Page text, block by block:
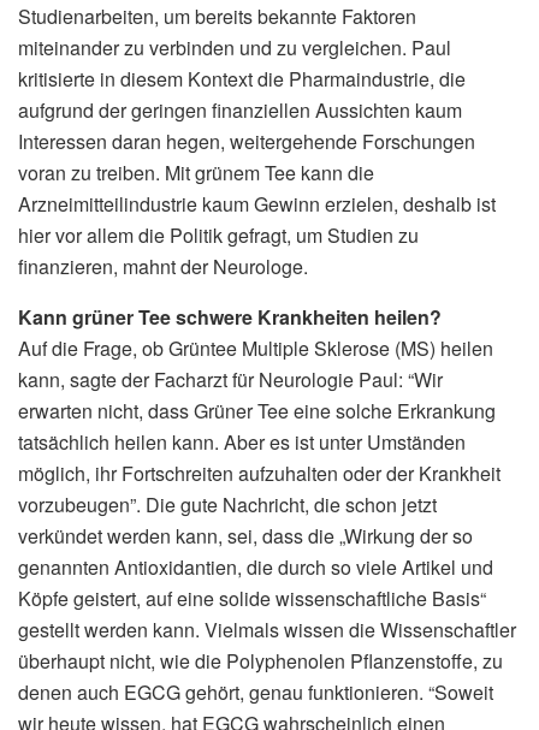
Studienarbeiten, um bereits bekannte Faktoren
miteinander zu verbinden und zu vergleichen. Paul
kritisierte in diesem Kontext die Pharmaindustrie, die
aufgrund der geringen finanziellen Aussichten kaum
Interessen daran hegen, weitergehende Forschungen
voran zu treiben. Mit grünem Tee kann die
Arzneimitteilindustrie kaum Gewinn erzielen, deshalb ist
hier vor allem die Politik gefragt, um Studien zu
finanzieren, mahnt der Neurologe.
Kann grüner Tee schwere Krankheiten heilen?
Auf die Frage, ob Grüntee Multiple Sklerose (MS) heilen
kann, sagte der Facharzt für Neurologie Paul: “Wir
erwarten nicht, dass Grüner Tee eine solche Erkrankung
tatsächlich heilen kann. Aber es ist unter Umständen
möglich, ihr Fortschreiten aufzuhalten oder der Krankheit
vorzubeugen”. Die gute Nachricht, die schon jetzt
verkündet werden kann, sei, dass die „Wirkung der so
genannten Antioxidantien, die durch so viele Artikel und
Köpfe geistert, auf eine solide wissenschaftliche Basis“
gestellt werden kann. Vielmals wissen die Wissenschaftler
überhaupt nicht, wie die Polyphenolen Pflanzenstoffe, zu
denen auch EGCG gehört, genau funktionieren. “Soweit
wir heute wissen, hat EGCG wahrscheinlich einen